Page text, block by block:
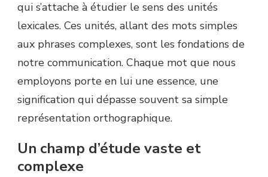
qui s’attache à étudier le sens des unités
lexicales. Ces unités, allant des mots simples
aux phrases complexes, sont les fondations de
notre communication. Chaque mot que nous
employons porte en lui une essence, une
signification qui dépasse souvent sa simple
représentation orthographique.
Un champ d’étude vaste et
complexe